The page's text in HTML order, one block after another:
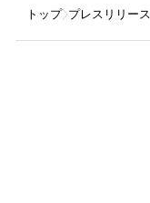
トップ プレスリリース